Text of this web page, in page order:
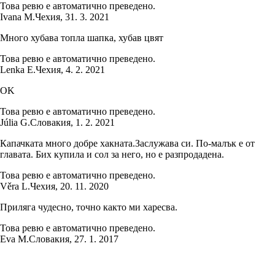
Това ревю е автоматично преведено.
Ivana M.Чехия, 31. 3. 2021
Много хубава топла шапка, хубав цвят
Това ревю е автоматично преведено.
Lenka E.Чехия, 4. 2. 2021
OK
Това ревю е автоматично преведено.
Júlia G.Словакия, 1. 2. 2021
Капачката много добре хакната.Заслужава си. По-малък е от
главата. Бих купила и сол за него, но е разпродадена.
Това ревю е автоматично преведено.
Věra L.Чехия, 20. 11. 2020
Приляга чудесно, точно както ми харесва.
Това ревю е автоматично преведено.
Eva M.Словакия, 27. 1. 2017